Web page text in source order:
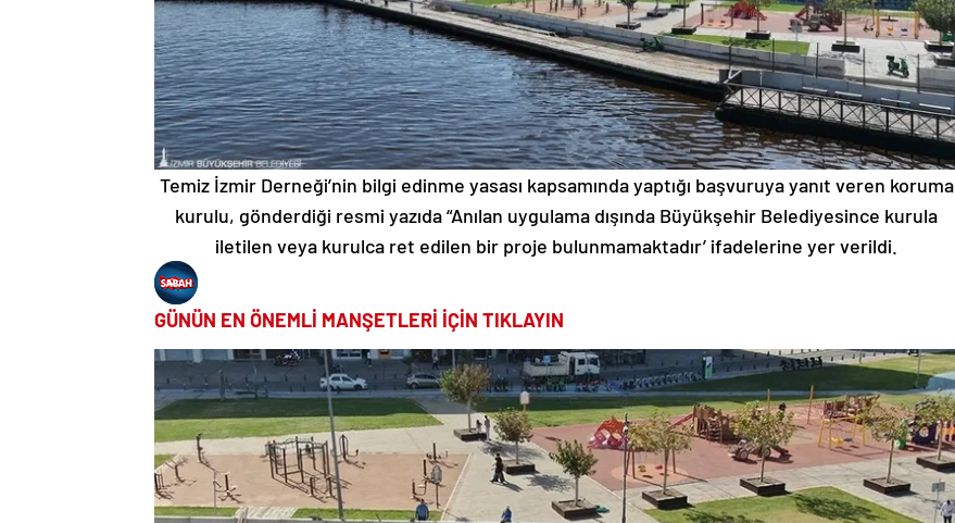
Temiz İzmir Derneği’nin bilgi edinme yasası kapsamında yaptığı başvuruya yanıt veren koruma
kurulu, gönderdiği resmi yazıda “Anılan uygulama dışında Büyükşehir Belediyesince kurula
iletilen veya kurulca ret edilen bir proje bulunmamaktadır’ ifadelerine yer verildi.
GÜNÜN EN ÖNEMLİ MANŞETLERİ İÇİN TIKLAYIN